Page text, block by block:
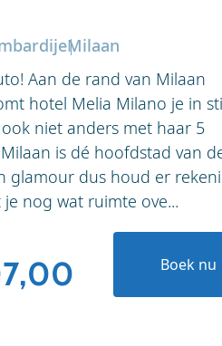
Milaan
Aan de rand van Milaan
hotel Melia Milano je in
niet anders met haar 5
is dé hoofdstad van
glamour dus houd er
je nog wat ruimte ove...
Boek nu